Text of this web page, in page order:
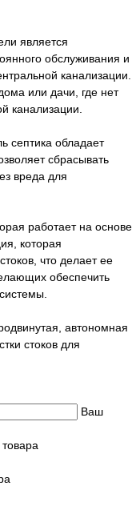
является
обслуживания и
канализации.
или дачи, где нет
канализации.
септика обладает
сбрасывать
вреда для
работает на основе
которая
что делает ее
обеспечить
автономная
стоков для
Ваш